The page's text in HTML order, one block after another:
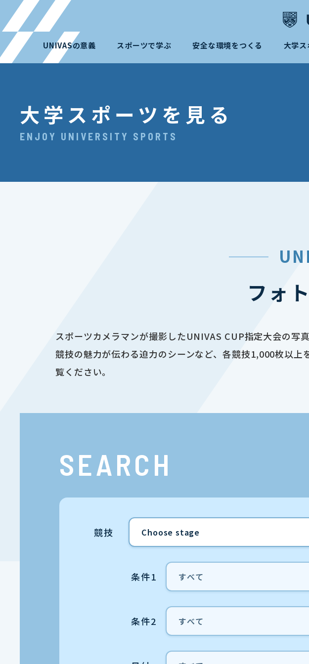
UNIVASの意義 スポーツで学ぶ 安全な環境をつくる 大学ス
大学スポーツを見る
ENJOY UNIVERSITY SPORTS
フォ
スポーツカメラマンが撮影したUNIVAS CUP指定大会の写
競技の魅力が伝わる迫力のシーンなど、各競技1,000枚以
覧ください。
SEARCH
競技
条件1
条件2